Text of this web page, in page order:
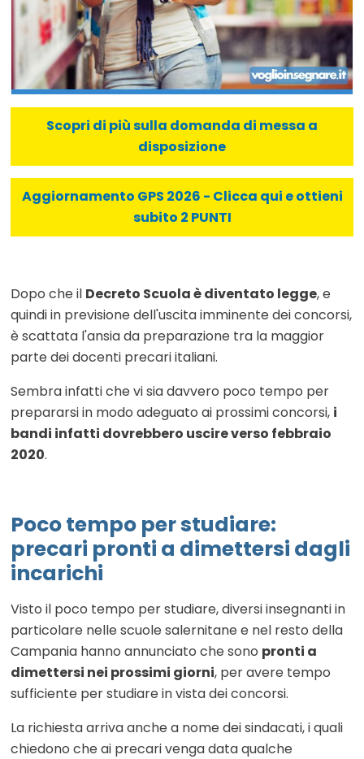
Scopri di più sulla domanda di messa a
disposizione
Aggiornamento GPS 2026 - Clicca qui e ottieni
subito 2 PUNTI
Dopo che il Decreto Scuola è diventato legge, e
quindi in previsione dell'uscita imminente dei concorsi,
è scattata l'ansia da preparazione tra la maggior
parte dei docenti precari italiani.
Sembra infatti che vi sia davvero poco tempo per
prepararsi in modo adeguato ai prossimi concorsi, i
bandi infatti dovrebbero uscire verso febbraio
2020.
Poco tempo per studiare:
precari pronti a dimettersi dagli
incarichi
Visto il poco tempo per studiare, diversi insegnanti in
particolare nelle scuole salernitane e nel resto della
Campania hanno annunciato che sono pronti a
dimettersi nei prossimi giorni, per avere tempo
sufficiente per studiare in vista dei concorsi.
La richiesta arriva anche a nome dei sindacati, i quali
chiedono che ai precari venga data qualche